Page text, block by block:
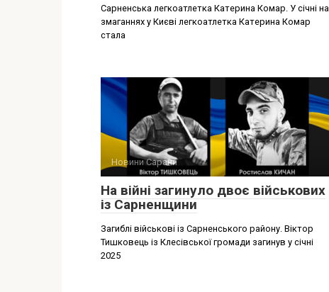
Сарненська легкоатлетка Катерина Комар. У січні на
змаганнях у Києві легкоатлетка Катерина Комар
стала
Новини Сарани
На війні загинуло двоє військових
із Сарненщини
Загиблі військові із Сарненського району. Віктор
Тишковець із Клесівської громади загинув у січні
2025